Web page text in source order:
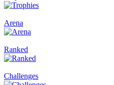
Arena
Ranked
Challenges